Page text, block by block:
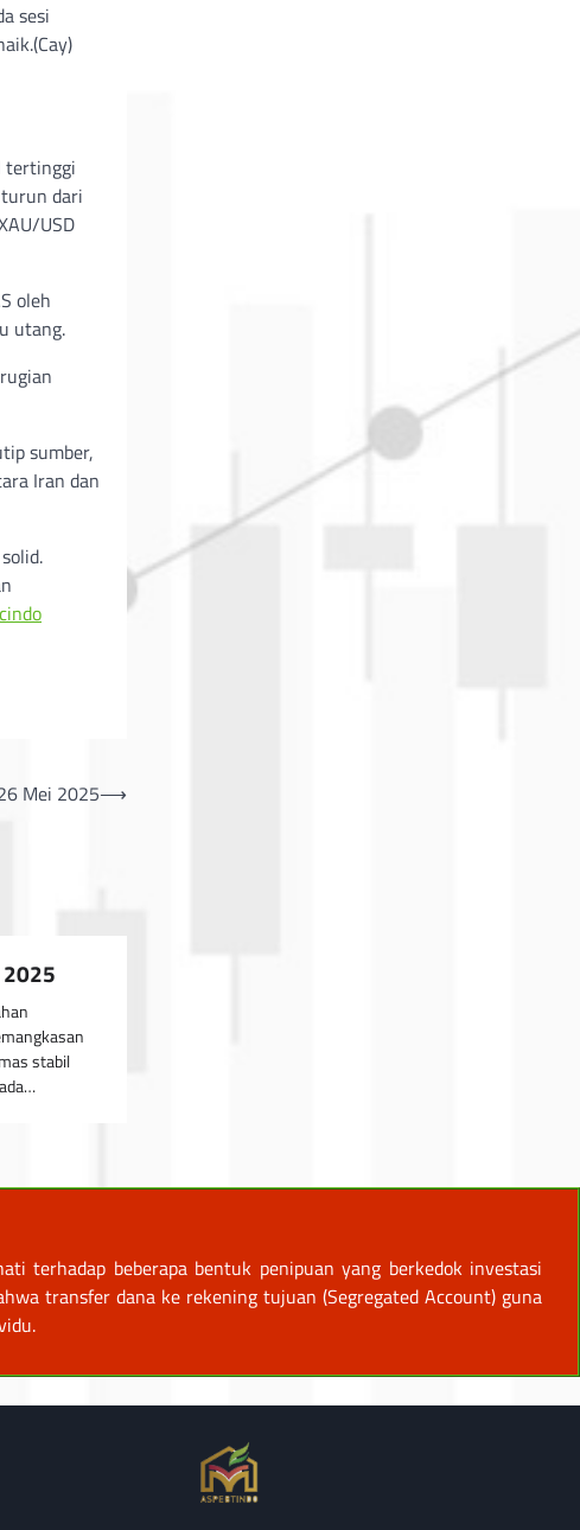
sesi
tertinggi
dari
USD
oleh
utang.
sumber,
Iran dan
Mei 2025⟶
stabil
terhadap beberapa bentuk penipuan yang berkedok investasi
transfer dana ke rekening tujuan (Segregated Account) guna